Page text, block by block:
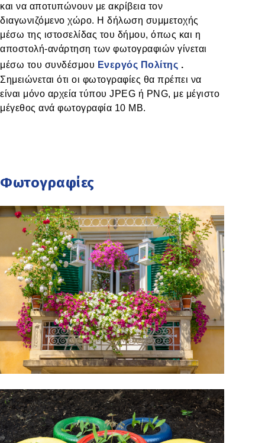
και να αποτυπώνουν με ακρίβεια τον
διαγωνιζόμενο χώρο. Η δήλωση συμμετοχής
μέσω της ιστοσελίδας του δήμου, όπως και η
αποστολή-ανάρτηση των φωτογραφιών γίνεται
μέσω του συνδέσμου Ενεργός Πολίτης .
Σημειώνεται ότι οι φωτογραφίες θα πρέπει να
είναι μόνο αρχεία τύπου JPEG ή PNG, με μέγιστο
μέγεθος ανά φωτογραφία 10 MB.
Φωτογραφίες